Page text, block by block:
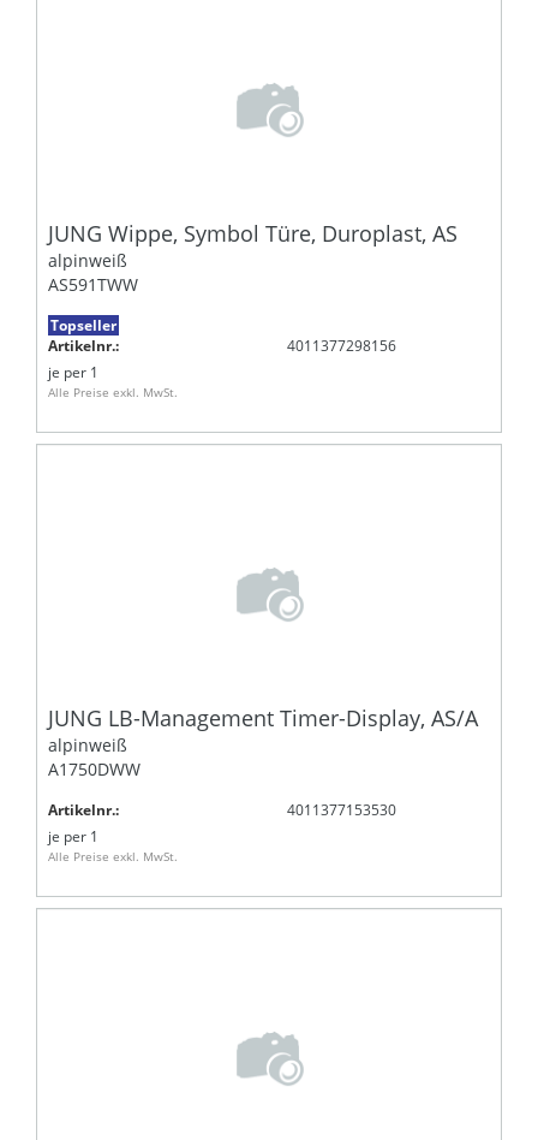
JUNG Wippe, Symbol Türe, Duroplast, AS
alpinweiß
AS591TWW
Topseller
Artikelnr.:
4011377298156
je per 1
Alle Preise exkl. MwSt.
JUNG LB-Management Timer-Display, AS/A
alpinweiß
A1750DWW
Artikelnr.:
4011377153530
je per 1
Alle Preise exkl. MwSt.